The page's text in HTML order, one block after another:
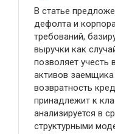
В статье
дефолта и
требований,
выручки как
позволяет учесть
активов
возвратность
принадлежит к
анализируется в
структурными